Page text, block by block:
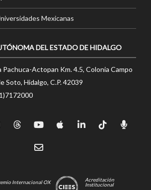
Mexicanas
DEL ESTADO DE HIDALGO
Actopan Km. 4.5, Colonia Campo
Soto, Hidalgo, C.P. 42039
Internacional OX
Acreditación
Institucional